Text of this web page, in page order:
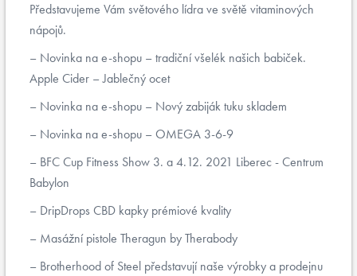
Představujeme Vám světového lídra ve světě vitaminových
nápojů.
Novinka na e-shopu – tradiční všelék našich babiček.
Apple Cider – Jablečný ocet
Novinka na e-shopu – Nový zabiják tuku skladem
Novinka na e-shopu – OMEGA 3-6-9
BFC Cup Fitness Show 3. a 4.12. 2021 Liberec - Centrum
Babylon
DripDrops CBD kapky prémiové kvality
Masážní pistole Theragun by Therabody
Brotherhood of Steel představují naše výrobky a prodejnu